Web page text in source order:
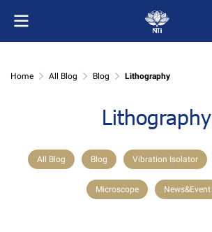
Home All Blog Blog Lithography
Lithography
All Blog Blog Vibration Isolator
Microscope News&Event